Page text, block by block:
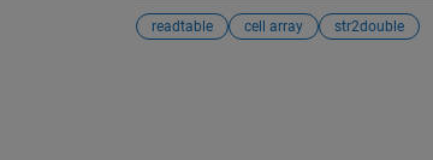
readtable cell array str2double